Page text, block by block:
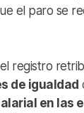
el paro se
registro
de igualdad
en las